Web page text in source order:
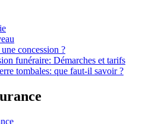
concession ?
funéraire: Démarches et tarifs
tombales: que faut-il savoir ?